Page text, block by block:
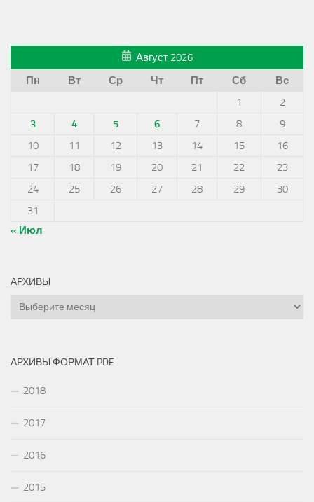
Август 2026
Пн
Вт Ср Чт Пт Сб
Вс
1
2
3
4 5 6 7 8
9
10
11 12 13 14 15
16
17
18 19 20 21 22
23
24
25 26 27 28 29
30
31
« Июл
АРХИВЫ
Архивы
АРХИВЫ ФОРМАТ PDF
2018
2017
2016
2015